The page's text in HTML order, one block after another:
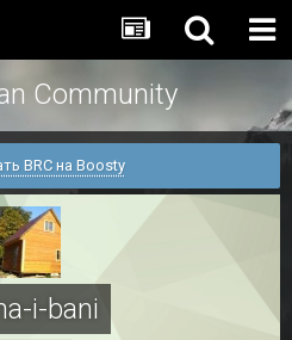
Community
BRC на Boosty
i-bani